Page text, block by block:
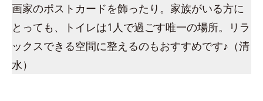
画家のポストカードを飾ったり。家族がいる方に
とっても、トイレは1人で過ごす唯一の場所。リラ
ックスできる空間に整えるのもおすすめです♪（清
水）